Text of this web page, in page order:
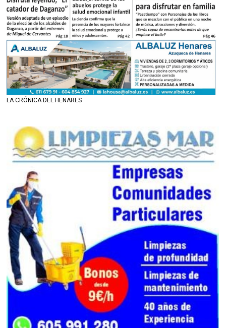
LA CRÓNICA DEL HENARES